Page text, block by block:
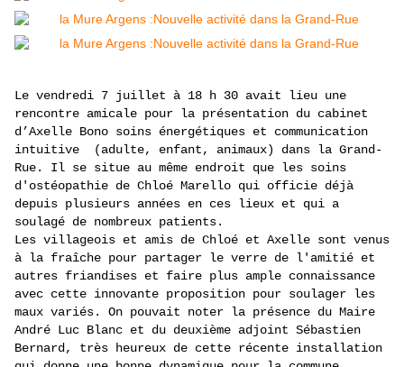
Le vendredi 7 juillet à 18 h 30 avait lieu une
rencontre amicale pour la présentation du cabinet
d’Axelle Bono soins énergétiques et communication
intuitive  (adulte, enfant, animaux) dans la Grand-
Rue. Il se situe au même endroit que les soins
d'ostéopathie de Chloé Marello qui officie déjà
depuis plusieurs années en ces lieux et qui a
soulagé de nombreux patients.
Les villageois et amis de Chloé et Axelle sont venus
à la fraîche pour partager le verre de l'amitié et
autres friandises et faire plus ample connaissance
avec cette innovante proposition pour soulager les
maux variés. On pouvait noter la présence du Maire
André Luc Blanc et du deuxième adjoint Sébastien
Bernard, très heureux de cette récente installation